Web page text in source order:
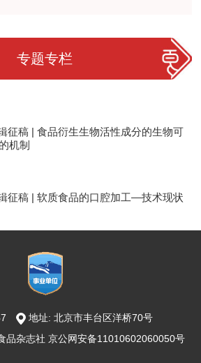
专题专栏
征稿 | 食品衍生生物活性成分的生物可
机制
征稿 | 软质食品的口腔加工—技术现状
地址: 北京市丰台区洋桥70号
品杂志社 京公网安备11010602060050号